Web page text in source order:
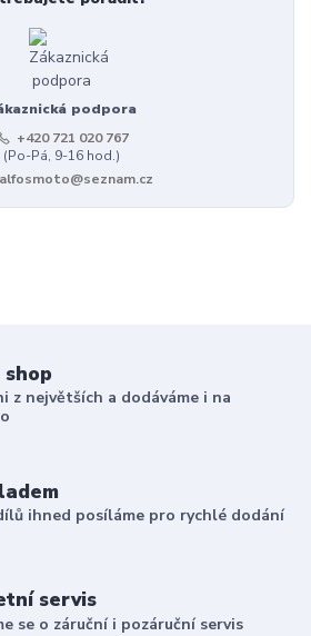
podpora
+420 721 020 767
(Po-Pá, 9-16 hod.)
z největších a dodáváme i na
ihned posíláme pro rychlé dodání
servis
se o záruční i pozáruční servis